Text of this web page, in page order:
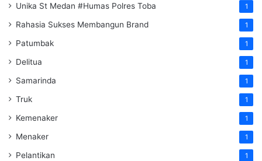
Unika St Medan #Humas Polres Toba 1
Rahasia Sukses Membangun Brand 1
Patumbak 1
Delitua 1
Samarinda 1
Truk 1
Kemenaker 1
Menaker 1
Pelantikan 1